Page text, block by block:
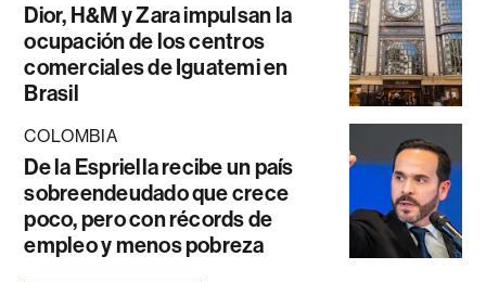
Dior, H&M y Zara impulsan la
ocupación de los centros
comerciales de Iguatemi en
Brasil
COLOMBIA
De la Espriella recibe un país
sobreendeudado que crece
poco, pero con récords de
empleo y menos pobreza